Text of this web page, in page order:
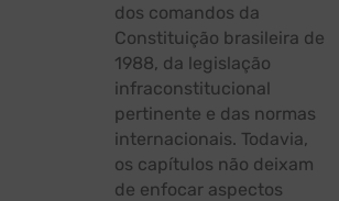
dos comandos da
Constituição brasileira de
1988, da legislação
infraconstitucional
pertinente e das normas
internacionais. Todavia,
os capítulos não deixam
de enfocar aspectos